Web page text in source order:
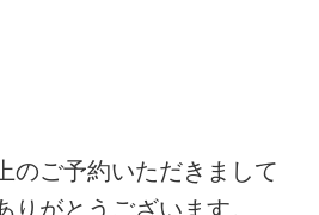
のご予約いただきまして
りがとうございます。